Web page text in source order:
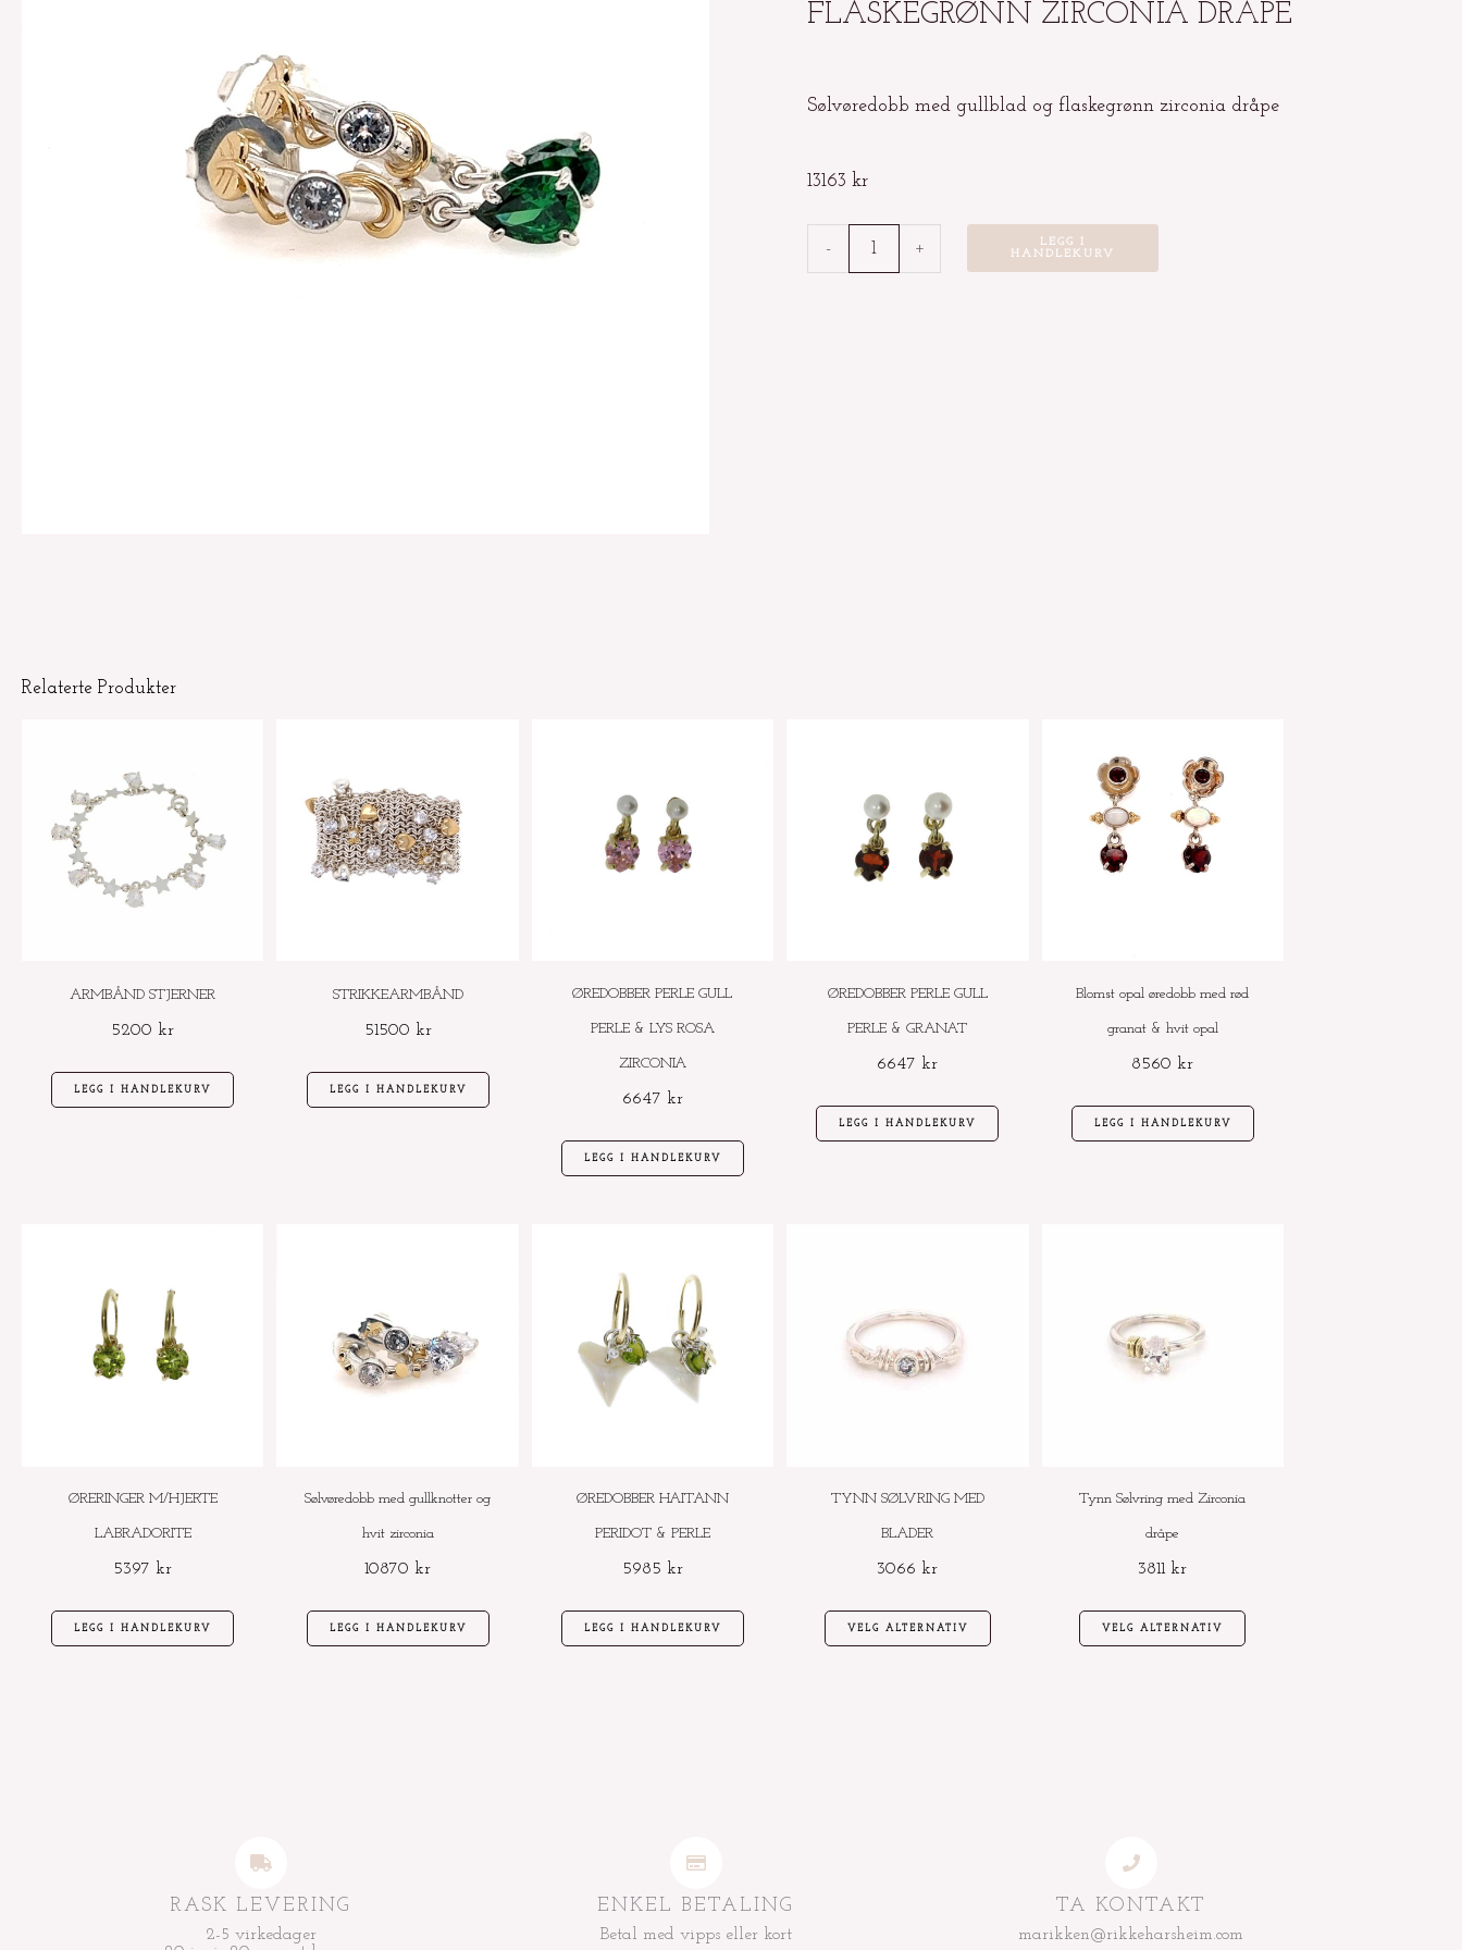
FLASKEGRØNN ZIRCONIA DRÅPE
Sølvøredobb med gullblad og flaskegrønn zirconia dråpe
13163 kr
-
Sølvøredobb
med
+
LEGG I
HANDLEKURV
Relaterte Produkter
ARMBÅND STJERNER
5200 kr
LEGG I HANDLEKURV
STRIKKEARMBÅND
51500 kr
LEGG I HANDLEKURV
ØREDOBBER PERLE GULL
PERLE & LYS ROSA
ZIRCONIA
6647 kr
LEGG I HANDLEKURV
ØREDOBBER PERLE GULL
PERLE & GRANAT
6647 kr
LEGG I HANDLEKURV
Blomst opal øredobb med rød
granat & hvit opal
8560 kr
LEGG I HANDLEKURV
ØRERINGER M/HJERTE
LABRADORITE
5397 kr
LEGG I HANDLEKURV
Sølvøredobb med gullknotter og
hvit zirconia
10870 kr
LEGG I HANDLEKURV
ØREDOBBER HAITANN
PERIDOT & PERLE
5985 kr
LEGG I HANDLEKURV
TYNN SØLVRING MED
BLADER
3066 kr
VELG ALTERNATIV
Tynn Sølvring med Zirconia
dråpe
3811 kr
VELG ALTERNATIV
RASK LEVERING
2-5 virkedager
ENKEL BETALING
Betal med vipps eller kort
TA KONTAKT
marikken@rikkeharsheim.com